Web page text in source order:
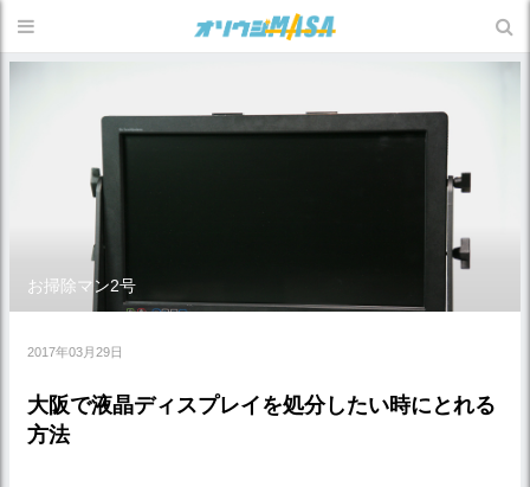
お掃除マン2号
2017年03月29日
大阪で液晶ディスプレイを処分したい時にとれる
方法